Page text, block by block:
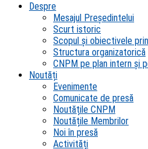
Despre
Mesajul Președintelui
Scurt istoric
Scopul şi obiectivele
Structura organizatorică
CNPM pe plan intern şi
Noutăți
Evenimente
Comunicate de presă
Noutățile CNPM
Noutățile Membrilor
Noi în presă
Activități